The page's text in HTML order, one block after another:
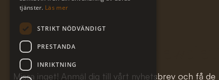
Subscribe to our
Missa inget! Anmäl dig till vårt nyhetsbrev och få de
tjänster. Läs mer
STRIKT NÖDVÄNDIGT
PRESTANDA
INRIKTNING